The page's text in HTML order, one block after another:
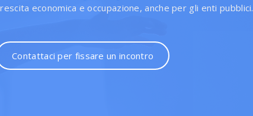
economica e occupazione, anche per gli enti pubblici.
Contattaci per fissare un incontro